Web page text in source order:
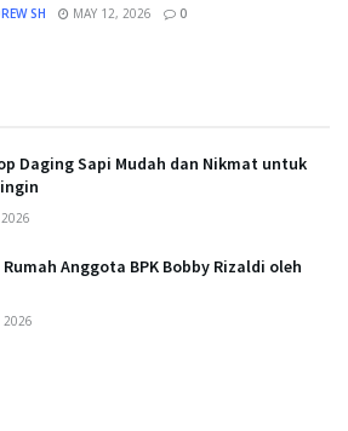
SH MAY 12, 2026 0
Daging Sapi Mudah dan Nikmat untuk
Rumah Anggota BPK Bobby Rizaldi oleh
2026